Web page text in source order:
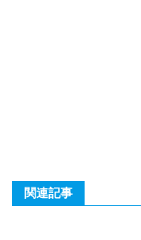
関連記事